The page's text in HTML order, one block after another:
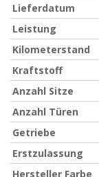
Lieferdatum
Leistung
Kilometerstand
Kraftstoff
Anzahl Sitze
Anzahl Türen
Getriebe
Erstzulassung
Hersteller Farbe